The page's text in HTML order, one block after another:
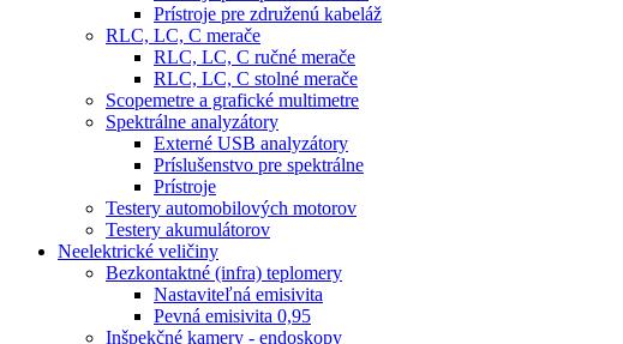
Prístroje pre združenú kabeláž
RLC, LC, C merače
RLC, LC, C ručné merače
RLC, LC, C stolné merače
Scopemetre a grafické multimetre
Spektrálne analyzátory
Externé USB analyzátory
Príslušenstvo pre spektrálne
Prístroje
Testery automobilových motorov
Testery akumulátorov
Neelektrické veličiny
Bezkontaktné (infra) teplomery
Nastaviteľná emisivita
Pevná emisivita 0,95
Inšpekčné kamery - endoskopy